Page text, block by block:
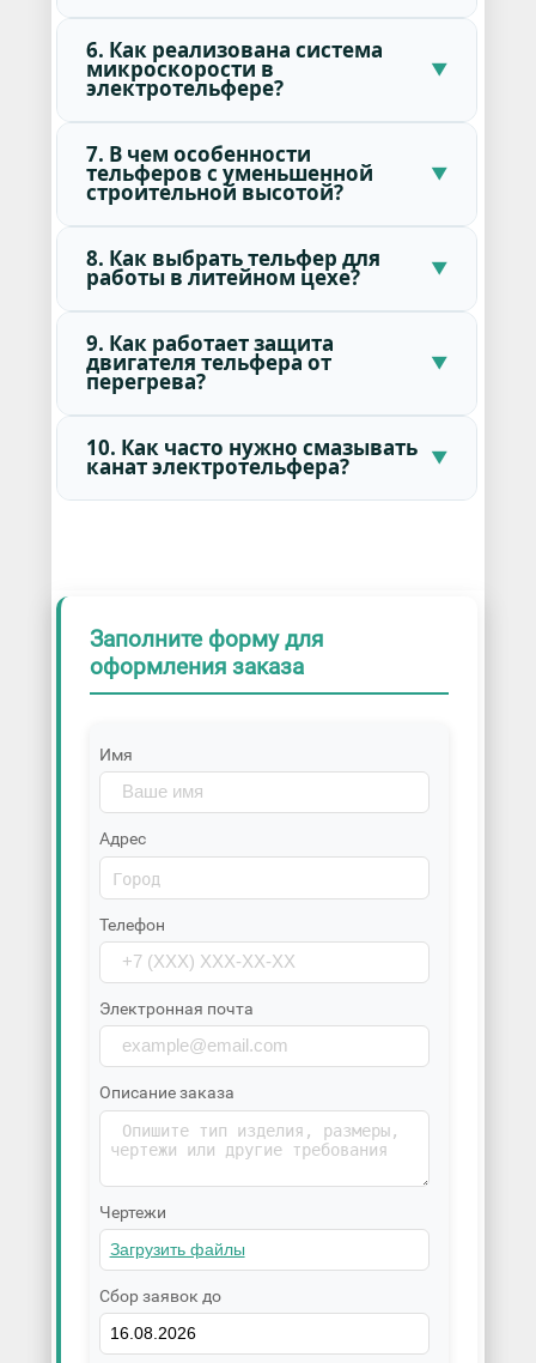
6. Как реализована система
микроскорости в
электротельфере?
7. В чем особенности
тельферов с уменьшенной
строительной высотой?
8. Как выбрать тельфер для
работы в литейном цехе?
9. Как работает защита
двигателя тельфера от
перегрева?
10. Как часто нужно смазывать
канат электротельфера?
Заполните форму для
оформления заказа
Имя
Адрес
Телефон
Электронная почта
Описание заказа
Чертежи
Сбор заявок до